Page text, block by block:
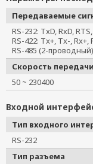
Передаваемые
RS-232: TxD, RxD,
RS-422: Tx+, Tx-, Rx+,
RS-485 (2-
Скорость
50 ~ 230400
Входной
Тип входного
RS-232
Тип разъема